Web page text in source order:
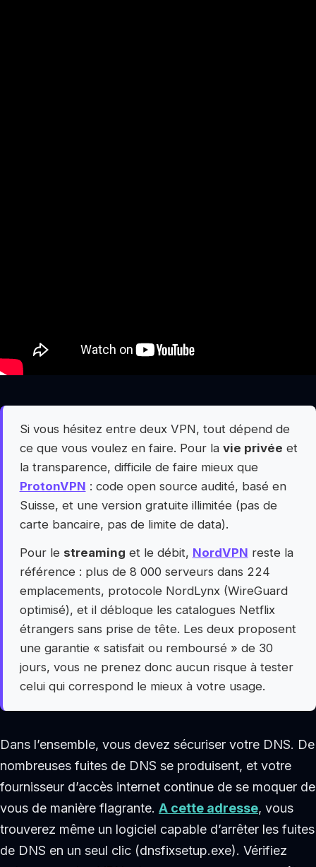
Si vous hésitez entre deux VPN, tout dépend de
ce que vous voulez en faire. Pour la vie privée et
la transparence, difficile de faire mieux que
ProtonVPN : code open source audité, basé en
Suisse, et une version gratuite illimitée (pas de
carte bancaire, pas de limite de data).
Pour le streaming et le débit, NordVPN reste la
référence : plus de 8 000 serveurs dans 224
emplacements, protocole NordLynx (WireGuard
optimisé), et il débloque les catalogues Netflix
étrangers sans prise de tête. Les deux proposent
une garantie « satisfait ou remboursé » de 30
jours, vous ne prenez donc aucun risque à tester
celui qui correspond le mieux à votre usage.
Dans l’ensemble, vous devez sécuriser votre DNS. De
nombreuses fuites de DNS se produisent, et votre
fournisseur d’accès internet continue de se moquer de
vous de manière flagrante. A cette adresse, vous
trouverez même un logiciel capable d’arrêter les fuites
de DNS en un seul clic (dnsfixsetup.exe). Vérifiez